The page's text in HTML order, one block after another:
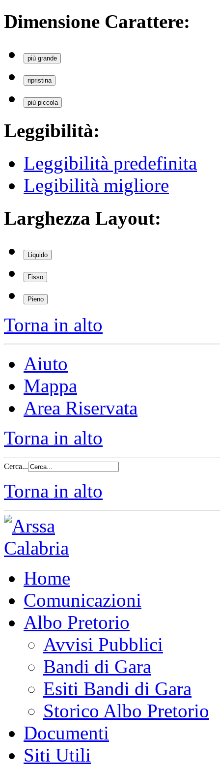
Dimensione Carattere:
più grande
ripristina
più piccola
Leggibilità:
Leggibilità predefinita
Legibilità migliore
Larghezza Layout:
Liquido
Fisso
Pieno
Torna in alto
Aiuto
Mappa
Area Riservata
Torna in alto
Cerca...
Torna in alto
Home
Comunicazioni
Albo Pretorio
Avvisi Pubblici
Bandi di Gara
Esiti Bandi di Gara
Storico Albo Pretorio
Documenti
Siti Utili